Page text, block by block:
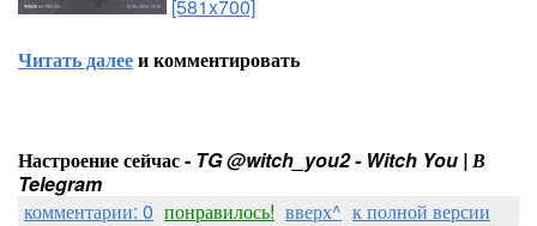
[581x700]
Читать далееи комментировать
Настроение сейчас - TG @witch_you2 - Witch You | В
Telegram
комментарии: 0 понравилось! вверх^ к полной версии